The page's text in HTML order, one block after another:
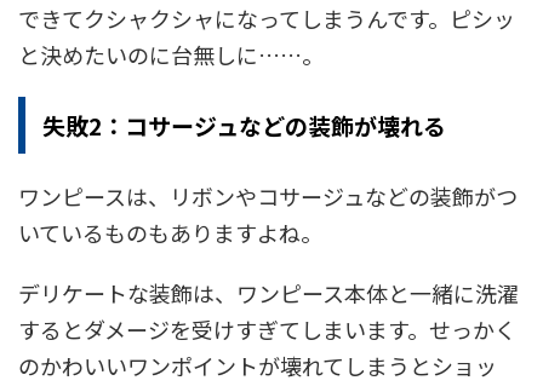
できてクシャクシャになってしまうんです。ピシッ
と決めたいのに台無しに……。
失敗2：コサージュなどの装飾が壊れる
ワンピースは、リボンやコサージュなどの装飾がつ
いているものもありますよね。
デリケートな装飾は、ワンピース本体と一緒に洗濯
するとダメージを受けすぎてしまいます。せっかく
のかわいいワンポイントが壊れてしまうとショッ